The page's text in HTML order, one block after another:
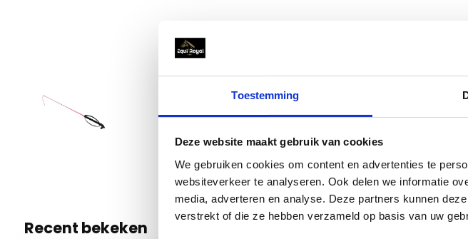
Toestemming
Deze website maakt gebruik van cookies
We gebruiken cookies om content en advertenties te
websiteverkeer te analyseren. Ook delen we informatie
media, adverteren en analyse. Deze partners kunnen
verstrekt of die ze hebben verzameld op basis van uw
€ 3,95
Red Horse Rijzweep
Vivid Viola
6 Op voorraad: voor 17:00 besteld =
Recent bekeken